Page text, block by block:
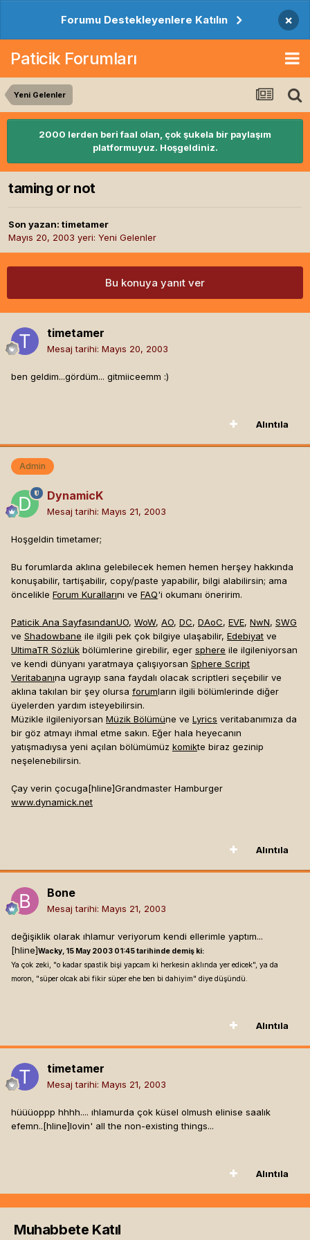
Forumu Destekleyenlere Katılın ×
Paticik Forumları
Yeni Gelenler
2000 lerden beri faal olan, çok şukela bir paylaşım
platformuyuz. Hoşgeldiniz.
taming or not
Son yazan: timetamer
Mayıs 20, 2003 yeri: Yeni Gelenler
Bu konuya yanıt ver
timetamer
Mesaj tarihi: Mayıs 20, 2003
ben geldim...gördüm... gitmiiceemm :)
Alıntıla
Admin
DynamicK
Mesaj tarihi: Mayıs 21, 2003
Hoşgeldin timetamer;
Bu forumlarda aklına gelebilecek hemen hemen herşey hakkında
konuşabilir, tartişabilir, copy/paste yapabilir, bilgi alabilirsin; ama
öncelikle Forum Kurallarını ve FAQ'i okumanı öneririm.
Paticik Ana SayfasındanUO, WoW, AO, DC, DAoC, EVE, NwN, SWG
ve Shadowbane ile ilgili pek çok bilgiye ulaşabilir, Edebiyat ve
UltimaTR Sözlük bölümlerine girebilir, eger sphere ile ilgileniyorsan
ve kendi dünyanı yaratmaya çalışıyorsan Sphere Script
Veritabanına ugrayıp sana faydalı olacak scriptleri seçebilir ve
aklına takılan bir şey olursa forumların ilgili bölümlerinde diğer
üyelerden yardım isteyebilirsin.
Müzikle ilgileniyorsan Müzik Bölümüne ve Lyrics veritabanımıza da
bir göz atmayı ihmal etme sakın. Eğer hala heyecanın
yatışmadıysa yeni açılan bölümümüz komikte biraz gezinip
neşelenebilirsin.
Çay verin çocuga[hline]Grandmaster Hamburger
www.dynamick.net
Alıntıla
Bone
Mesaj tarihi: Mayıs 21, 2003
değişiklik olarak ıhlamur veriyorum kendi ellerimle yaptım...
[hline]Wacky, 15 May 2003 01:45 tarihinde demiş ki:
Ya çok zeki, "o kadar spastik bişi yapcam ki herkesin aklında yer edicek", ya da
moron, "süper olcak abi fikir süper ehe ben bi dahiyim" diye düşündü.
Alıntıla
timetamer
Mesaj tarihi: Mayıs 21, 2003
hüüüoppp hhhh.... ıhlamurda çok küsel olmush elinise saalık
efemn..[hline]lovin' all the non-existing things...
Alıntıla
Muhabbete Katıl